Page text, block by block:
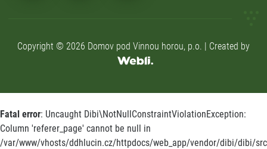
Copyright © 2026 Domov pod Vinnou horou, p.o. | Created by
Fatal error: Uncaught Dibi\NotNullConstraintViolationException:
Column 'referer_page' cannot be null in
/var/www/vhosts/ddhlucin.cz/httpdocs/web_app/vendor/dibi/dibi/